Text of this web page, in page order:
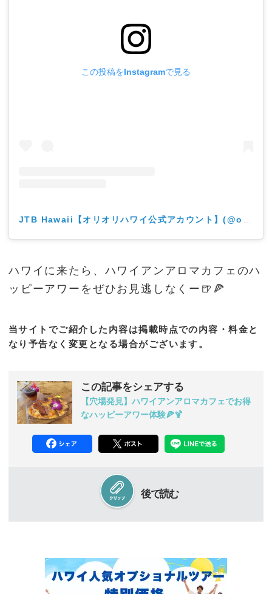
この投稿をInstagramで見る
JTB Hawaii【オリオリハワイ公式アカウント】(@oliolihawaii)がシェアした投稿
ハワイに来たら、ハワイアンアロマカフェのハ
ッピーアワーをぜひお見逃しなくー🍺🍕
当サイトでご紹介した内容は掲載時点での内容・料金と
なり予告なく変更となる場合がございます。
この記事をシェアする
【穴場発見】ハワイアンアロマカフェでお得
なハッピーアワー体験🍕🍹
後で読む